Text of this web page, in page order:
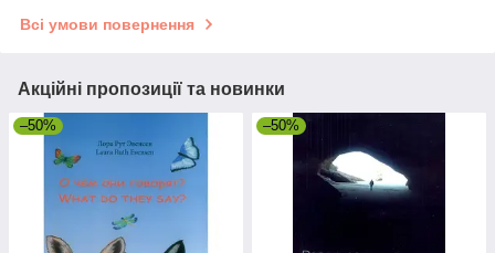
Всі умови повернення
Акційні пропозиції та новинки
–50% –50%